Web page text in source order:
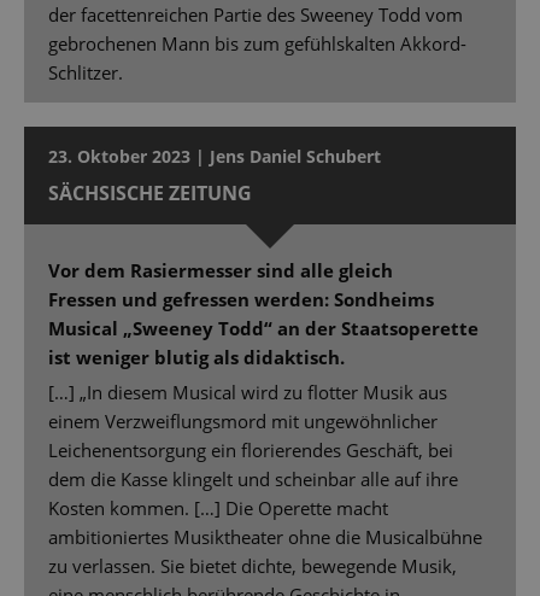
der facettenreichen Partie des Sweeney Todd vom
gebrochenen Mann bis zum gefühlskalten Akkord-
Schlitzer.
23. Oktober 2023 | Jens Daniel Schubert
SÄCHSISCHE ZEITUNG
Vor dem Rasiermesser sind alle gleich
Fressen und gefressen werden: Sondheims
Musical „Sweeney Todd“ an der Staatsoperette
ist weniger blutig als didaktisch.
[…] „In diesem Musical wird zu flotter Musik aus
einem Verzweiflungsmord mit ungewöhnlicher
Leichenentsorgung ein florierendes Geschäft, bei
dem die Kasse klingelt und scheinbar alle auf ihre
Kosten kommen. […] Die Operette macht
ambitioniertes Musiktheater ohne die Musicalbühne
zu verlassen. Sie bietet dichte, bewegende Musik,